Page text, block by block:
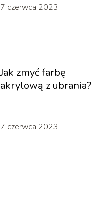
7 czerwca 2023
Jak zmyć farbę
akrylową z ubrania?
7 czerwca 2023